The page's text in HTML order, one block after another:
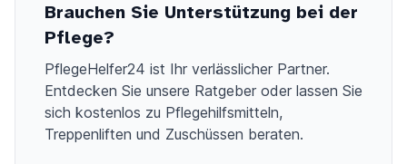
Brauchen Sie Unterstützung bei der
Pflege?
PflegeHelfer24 ist Ihr verlässlicher Partner.
Entdecken Sie unsere Ratgeber oder lassen Sie
sich kostenlos zu Pflegehilfsmitteln,
Treppenliften und Zuschüssen beraten.